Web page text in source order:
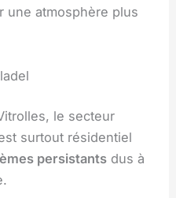
une atmosphère plus
le secteur
surtout résidentiel
persistants dus à